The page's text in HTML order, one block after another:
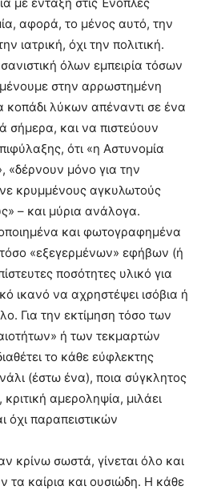
αφορά, το μένος αυτό, την
ιατρική, όχι την πολιτική.
όλων εμπειρία τόσων
στην αρρωστημένη
κοπάδι λύκων απέναντι σε ένα
σήμερα, και να πιστεύουν
ότι «η Αστυνομία
«δέρνουν μόνο για την
κρυμμένους αγκυλωτούς
– και μύρια ανάλογα.
και φωτογραφημένα
«εξεγερμένων» εφήβων (ή
ποσότητες υλικό για
ικανό να αχρηστέψει ισόβια ή
Για την εκτίμηση τόσο των
ή των τεκμαρτών
το κάθε εύφλεκτης
(έστω ένα), ποια σύγκλητος
αμεροληψία, μιλάει
όχι παραπειστικών
κρίνω σωστά, γίνεται όλο και
τα καίρια και ουσιώδη. Η κάθε